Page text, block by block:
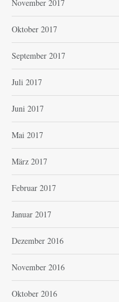
November 2017
Oktober 2017
September 2017
Juli 2017
Juni 2017
Mai 2017
März 2017
Februar 2017
Januar 2017
Dezember 2016
November 2016
Oktober 2016